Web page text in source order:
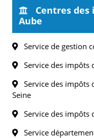
Centres
Aube
Service de gestion
Service des impôts
Service des impôts
Seine
Service des impôts
Service